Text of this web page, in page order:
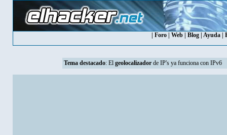
Foro| Web| Blog| Ayuda|
Tema destacado: El geolocalizadorde IP's ya funciona con IPv6